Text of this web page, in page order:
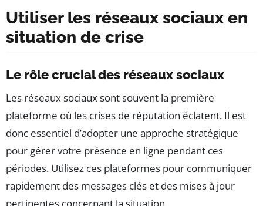
Utiliser les réseaux sociaux en
situation de crise
Le rôle crucial des réseaux sociaux
Les réseaux sociaux sont souvent la première
plateforme où les crises de réputation éclatent. Il est
donc essentiel d’adopter une approche stratégique
pour gérer votre présence en ligne pendant ces
périodes. Utilisez ces plateformes pour communiquer
rapidement des messages clés et des mises à jour